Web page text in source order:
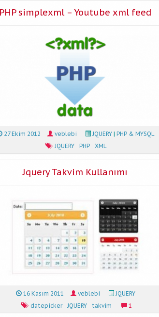
PHP simplexml – Youtube xml feed
27 Ekim 2012 veblebi JQUERY |PHP & MYSQL
JQUERY
PHP XML
Jquery Takvim Kullanımı
16 Kasım 2011 veblebi
JQUERY
datepicker
JQUERY takvim 1